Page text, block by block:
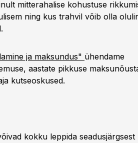
mitterahalise kohustuse
ning kus trahvil võib olla
ja maksundus" ühendame
aastate pikkuse
kutseoskused.
kokku leppida seadusjärgsest